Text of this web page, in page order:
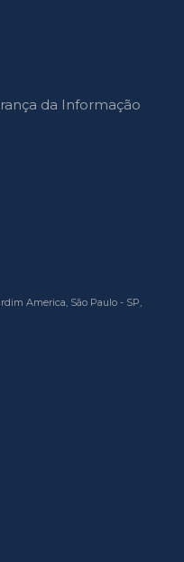
da Informação
America, São Paulo - SP,